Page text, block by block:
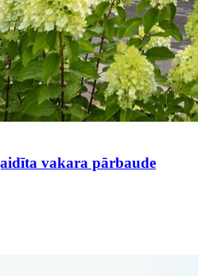
vakara pārbaude